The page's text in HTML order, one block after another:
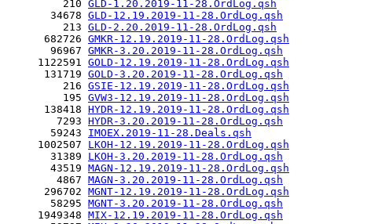
         210
GLD-1.20.2019-11-28.OrdLog.qsh
       34678
GLD-12.19.2019-11-28.OrdLog.qsh
         213
GLD-2.20.2019-11-28.OrdLog.qsh
      682726
GMKR-12.19.2019-11-28.OrdLog.qsh
       96967
GMKR-3.20.2019-11-28.OrdLog.qsh
     1122591
GOLD-12.19.2019-11-28.OrdLog.qsh
      131719
GOLD-3.20.2019-11-28.OrdLog.qsh
         216
GSIE-12.19.2019-11-28.OrdLog.qsh
         195
GVW3-12.19.2019-11-28.OrdLog.qsh
      138418
HYDR-12.19.2019-11-28.OrdLog.qsh
        7293
HYDR-3.20.2019-11-28.OrdLog.qsh
       59243
IMOEX.2019-11-28.Deals.qsh
     1002507
LKOH-12.19.2019-11-28.OrdLog.qsh
       31389
LKOH-3.20.2019-11-28.OrdLog.qsh
       43519
MAGN-12.19.2019-11-28.OrdLog.qsh
        4867
MAGN-3.20.2019-11-28.OrdLog.qsh
      296702
MGNT-12.19.2019-11-28.OrdLog.qsh
       58295
MGNT-3.20.2019-11-28.OrdLog.qsh
     1949348
MIX-12.19.2019-11-28.OrdLog.qsh